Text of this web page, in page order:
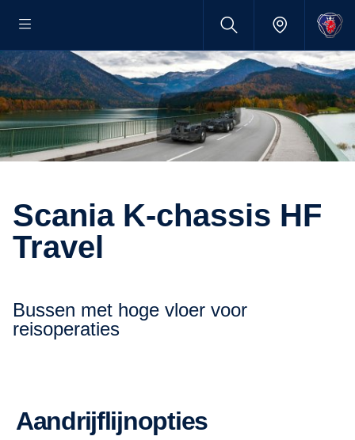
Scania K-chassis HF
Travel
Bussen met hoge vloer voor
reisoperaties
Aandrijflijnopties